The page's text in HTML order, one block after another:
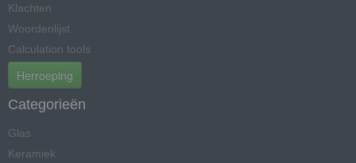
Klachten
Woordenlijst
Calculation tools
Herroeping
Categorieën
Glas
Keramiek